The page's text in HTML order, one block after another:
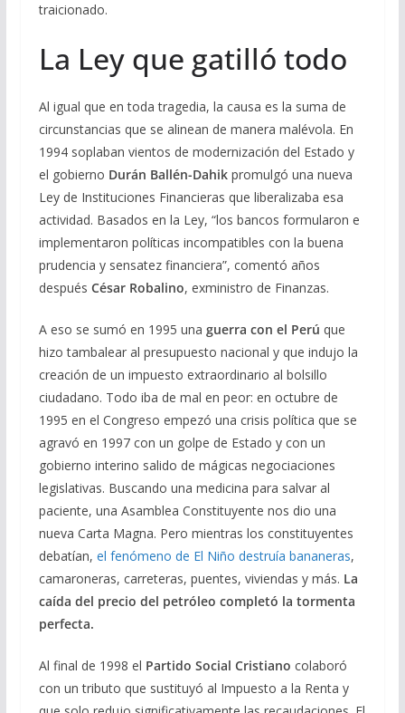
traicionado.
La Ley que gatilló todo
Al igual que en toda tragedia, la causa es la suma de
circunstancias que se alinean de manera malévola. En
1994 soplaban vientos de modernización del Estado y
el gobierno Durán Ballén-Dahikpromulgó una nueva
Ley de Instituciones Financieras que liberalizaba esa
actividad. Basados en la Ley, “los bancos formularon e
implementaron políticas incompatibles con la buena
prudencia y sensatez financiera”, comentó años
después César Robalino, exministro de Finanzas.
A eso se sumó en 1995 una guerra con el Perú que
hizo tambalear al presupuesto nacional y que indujo la
creación de un impuesto extraordinario al bolsillo
ciudadano. Todo iba de mal en peor: en octubre de
1995 en el Congreso empezó una crisis política que se
agravó en 1997 con un golpe de Estado y con un
gobierno interino salido de mágicas negociaciones
legislativas. Buscando una medicina para salvar al
paciente, una Asamblea Constituyente nos dio una
nueva Carta Magna. Pero mientras los constituyentes
debatían, el fenómeno de El Niño destruía bananeras,
camaroneras, carreteras, puentes, viviendas y más. La
caída del precio del petróleo completó la tormenta
perfecta.
Al final de 1998 el Partido Social Cristiano colaboró
con un tributo que sustituyó al Impuesto a la Renta y